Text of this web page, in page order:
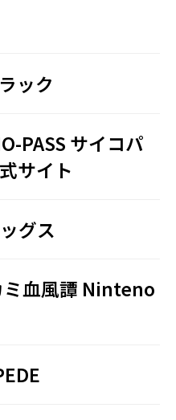
ック
PASS サイコパ
サイト
グス
ミ血風譚 Ninteno